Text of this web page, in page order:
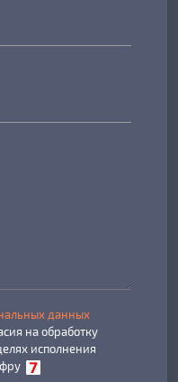
данных
на обработку
исполнения